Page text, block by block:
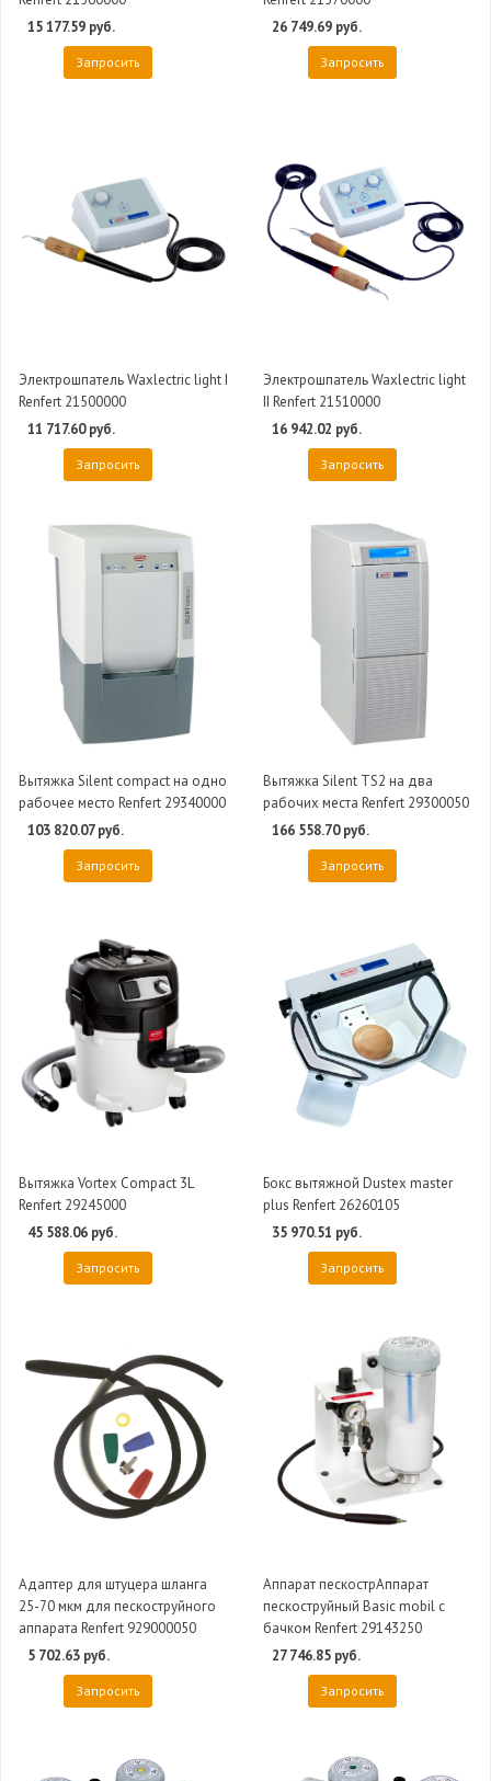
15 177.59 руб.
Запросить
26 749.69 руб.
Запросить
Электрошпатель Waxlectric light I
Renfert 21500000
11 717.60 руб.
Запросить
Электрошпатель Waxlectric light
II Renfert 21510000
16 942.02 руб.
Запросить
Вытяжка Silent compact на одно
рабочее место Renfert 29340000
103 820.07 руб.
Запросить
Вытяжка Silent TS2 на два
рабочих места Renfert 29300050
166 558.70 руб.
Запросить
Вытяжка Vortex Compact 3L
Renfert 29245000
45 588.06 руб.
Запросить
Бокс вытяжной Dustex master
plus Renfert 26260105
35 970.51 руб.
Запросить
Адаптер для штуцера шланга
25-70 мкм для пескоструйного
аппарата Renfert 929000050
5 702.63 руб.
Запросить
Аппарат пескострАппарат
пескоструйный Basic mobil с
бачком Renfert 29143250
27 746.85 руб.
Запросить